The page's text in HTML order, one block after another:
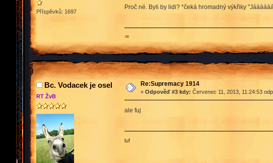
Příspěvků: 1697
Proč né. Byli by lidi? *čeká hromadný výkřiky
♒
Bc. Vodacek je osel
RT ŽvB
Re:Supremacy 1914
« Odpověď #3 kdy: Červenec 11, 2013, 11:24:53
ale fuj
luf